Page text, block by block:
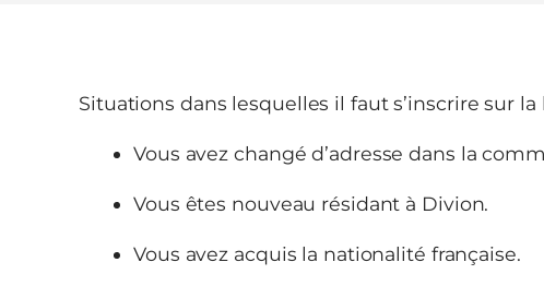
Situations dans lesquelles il faut s’inscrire sur
Vous avez changé d’adresse dans la
Vous êtes nouveau résidant à Divion.
Vous avez acquis la nationalité française.